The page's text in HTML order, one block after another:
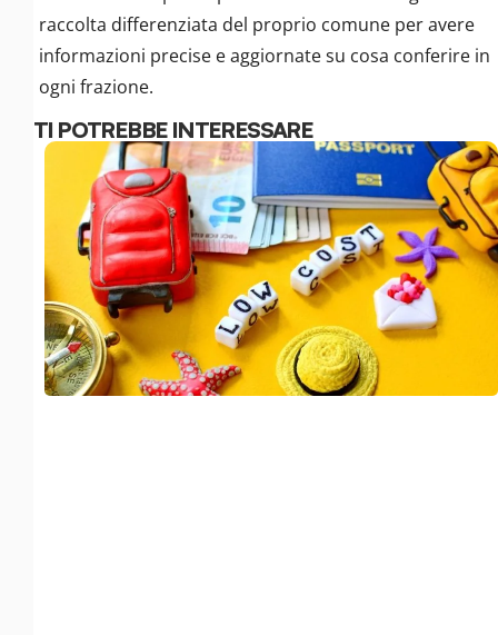
raccolta differenziata del proprio comune per avere
informazioni precise e aggiornate su cosa conferire in
ogni frazione.
TI POTREBBE INTERESSARE